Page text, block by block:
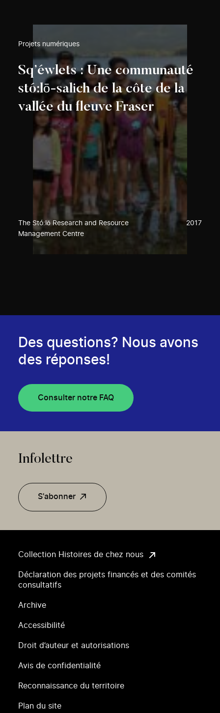
Projets numériques
Sq’éwlets : Une communauté
stó:lō-salich de la côte de la
vallée du fleuve Fraser
The Stó:lō Research and Resource
Management Centre
2017
Collection Histoires de chez nous
Déclaration des projets financés et des comités
consultatifs
Archive
Accessibilité
Droit d’auteur et autorisations
Avis de confidentialité
Reconnaissance du territoire
Plan du site
Des questions? Nous avons
des réponses!
Consulter notre FAQ
Infolettre
S'abonner